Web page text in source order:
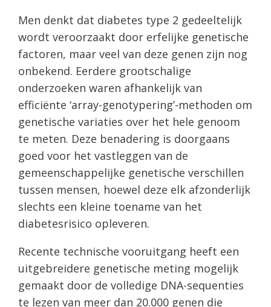
Men denkt dat diabetes type 2 gedeeltelijk
wordt veroorzaakt door erfelijke genetische
factoren, maar veel van deze genen zijn nog
onbekend. Eerdere grootschalige
onderzoeken waren afhankelijk van
efficiënte ‘array-genotypering’-methoden om
genetische variaties over het hele genoom
te meten. Deze benadering is doorgaans
goed voor het vastleggen van de
gemeenschappelijke genetische verschillen
tussen mensen, hoewel deze elk afzonderlijk
slechts een kleine toename van het
diabetesrisico opleveren.
Recente technische vooruitgang heeft een
uitgebreidere genetische meting mogelijk
gemaakt door de volledige DNA-sequenties
te lezen van meer dan 20.000 genen die